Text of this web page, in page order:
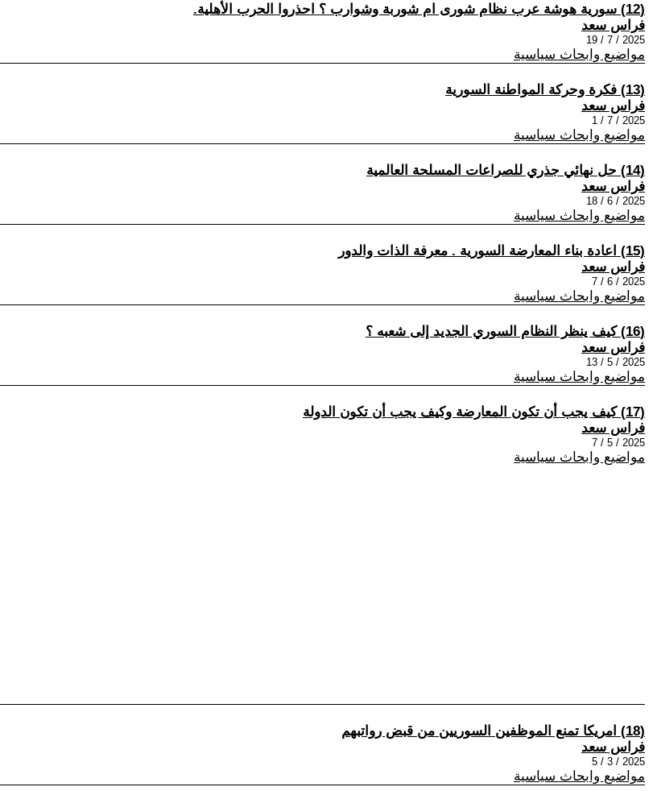
(12) سورية هوشة عرب نظام شورى ام شوربة وشوارب ؟ احذروا الحرب الأهلية.
فراس سعد
2025 / 7 / 19
مواضيع وابحاث سياسية
(13) فكرة وحركة المواطنة السورية
فراس سعد
2025 / 7 / 1
مواضيع وابحاث سياسية
(14) حل نهائي جذري للصراعات المسلحة العالمية
فراس سعد
2025 / 6 / 18
مواضيع وابحاث سياسية
(15) اعادة بناء المعارضة السورية . معرفة الذات والدور
فراس سعد
2025 / 6 / 7
مواضيع وابحاث سياسية
(16) كيف ينظر النظام السوري الجديد إلى شعبه ؟
فراس سعد
2025 / 5 / 13
مواضيع وابحاث سياسية
(17) كيف يجب أن تكون المعارضة وكيف يجب أن تكون الدولة
فراس سعد
2025 / 5 / 7
مواضيع وابحاث سياسية
(18) امريكا تمنع الموظفين السوريين من قبض رواتبهم
فراس سعد
2025 / 3 / 5
مواضيع وابحاث سياسية